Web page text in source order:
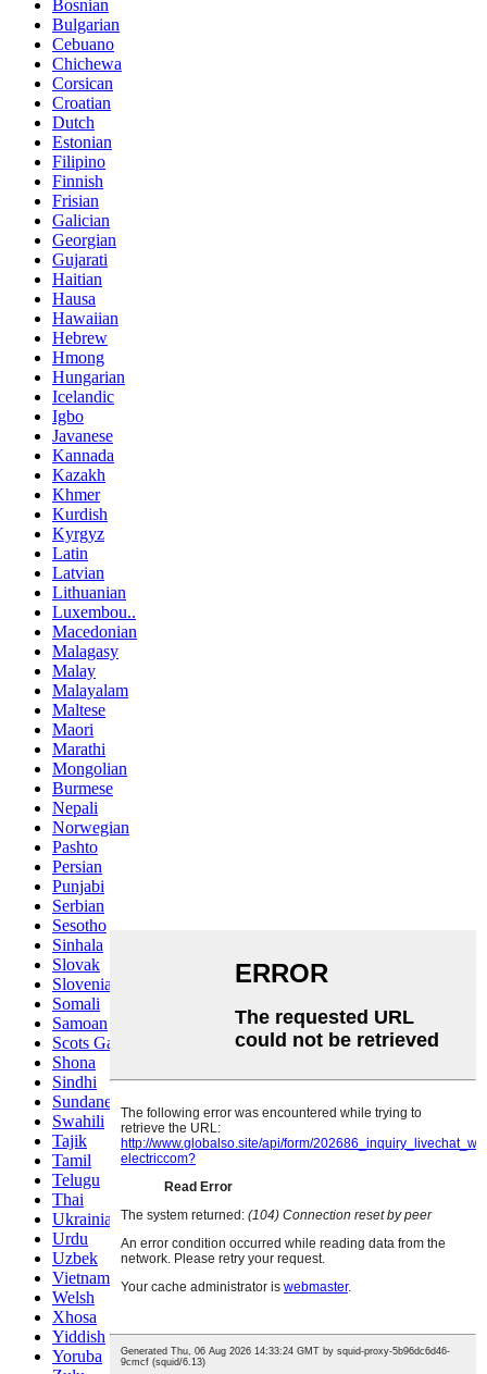
Bosnian
Bulgarian
Cebuano
Chichewa
Corsican
Croatian
Dutch
Estonian
Filipino
Finnish
Frisian
Galician
Georgian
Gujarati
Haitian
Hausa
Hawaiian
Hebrew
Hmong
Hungarian
Icelandic
Igbo
Javanese
Kannada
Kazakh
Khmer
Kurdish
Kyrgyz
Latin
Latvian
Lithuanian
Luxembou..
Macedonian
Malagasy
Malay
Malayalam
Maltese
Maori
Marathi
Mongolian
Burmese
Nepali
Norwegian
Pashto
Persian
Punjabi
Serbian
Sesotho
Sinhala
Slovak
Slovenian
Somali
Samoan
Scots Gaelic
Shona
Sindhi
Sundanese
Swahili
Tajik
Tamil
Telugu
Thai
Ukrainian
Urdu
Uzbek
Vietnamese
Welsh
Xhosa
Yiddish
Yoruba